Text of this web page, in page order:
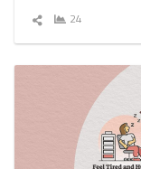
24
شارك